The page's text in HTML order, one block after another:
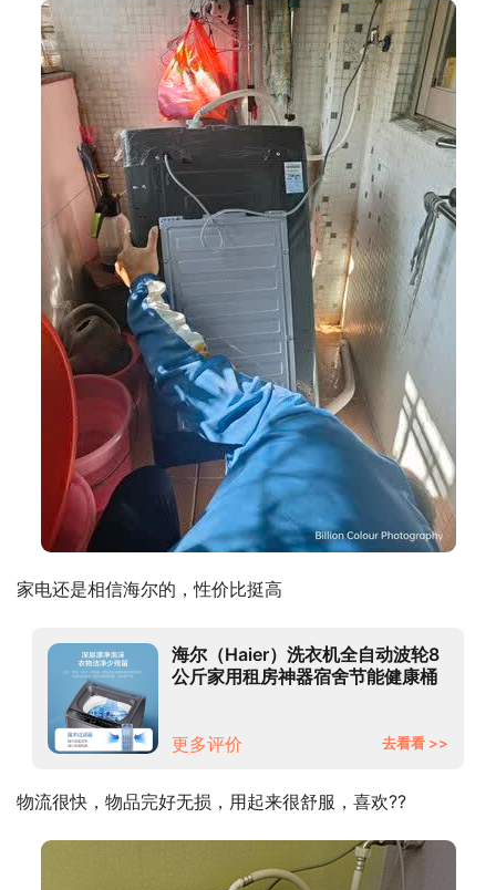
家电还是相信海尔的，性价比挺高
海尔（Haier）洗衣机全自动波轮8
公斤家用租房神器宿舍节能健康桶
更多评价 去看看 >>
物流很快，物品完好无损，用起来很舒服，喜欢??